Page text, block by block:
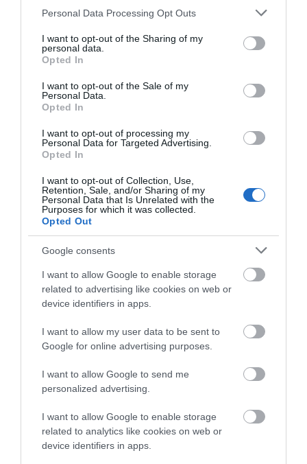
Please note that this website/app uses one or more Google
not limited to your visit or usage behaviour. You may click to
grant or deny consent to Google and its third-party tags to
use your data for below specified purposes in below Google
consent section.
Personal Data Processing Opt Outs
I want to opt-out of the Sharing of my
personal data.
Opted In
I want to opt-out of the Sale of my
Personal Data.
Opted In
I want to opt-out of processing my
Personal Data for Targeted Advertising.
Opted In
I want to opt-out of Collection, Use,
Retention, Sale, and/or Sharing of my
Personal Data that Is Unrelated with the
Purposes for which it was collected.
Opted Out
Google consents
I want to allow Google to enable storage
related to advertising like cookies on web or
device identifiers in apps.
I want to allow my user data to be sent to
Google for online advertising purposes.
I want to allow Google to send me
personalized advertising.
I want to allow Google to enable storage
related to analytics like cookies on web or
device identifiers in apps.
Μπέκετ
ευκαιρίες για να φανεί.
ΣΥΓΚΛΟΝΙΣΤΙΚΟΣ ΑΠΟΧΑΙΡΕΤΙΣΜΟΣ ΣΤΗ
ΡΑΦΗΝΑ ΣΤΟ «ΤΕΛΕΥΤΑΙΟ ΜΠΑΡΚΟ» ΤΟΥ
ΚΑΠΕΤΑΝ ΑΝΤΩΝΗ ΒΙΔΑΛΗ
Απαράδεκτη εμπειρία στη Ραφήνα. Φωτογραφίες από την
αναχώρηση εκείνης της ώρας…
Πρόσφατα Άρθρα
ΦΕΣΤΙΒΑΛ ΑΝΔΡΟΥ: Ένα
βαθυστόχαστο έργο του
Μπέκετ
07/08/2026
ΤΟ ΜΕΓΑΛΥΤΕΡΟ
ΠΑΝΗΓΥΡΙ ΤΗΣ ΑΝΔΡΟΥ:
Του Σωτήρος στην Άρνη!…